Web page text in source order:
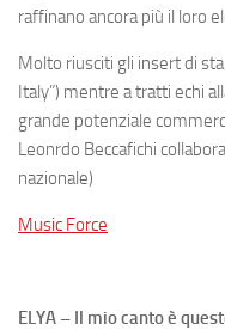
raffinano ancora più il loro
Molto riusciti gli insert di
Italy”) mentre a tratti echi
grande potenziale
Leonrdo Beccafichi
nazionale)
Music Force
ELYA – Il mio canto è